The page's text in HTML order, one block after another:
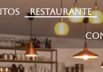
RESTAURANTE